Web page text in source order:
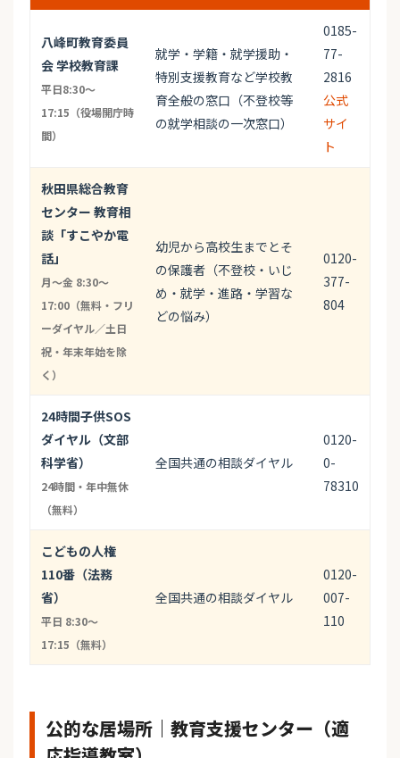
八峰町教育委員
会 学校教育課
平日8:30～
17:15（役場開庁時
間）
就学・学籍・就学援助・
特別支援教育など学校教
育全般の窓口（不登校等
の就学相談の一次窓口）
0185-
77-
2816
公式
サイ
ト
秋田県総合教育
センター 教育相
談「すこやか電
話」
月〜金 8:30〜
17:00（無料・フリ
ーダイヤル／土日
祝・年末年始を除
く）
幼児から高校生までとそ
の保護者（不登校・いじ
め・就学・進路・学習な
どの悩み）
0120-
377-
804
24時間子供SOS
ダイヤル（文部
科学省）
24時間・年中無休
（無料）
全国共通の相談ダイヤル
0120-
0-
78310
こどもの人権
110番（法務
省）
平日 8:30〜
17:15（無料）
全国共通の相談ダイヤル
0120-
007-
110
公的な居場所｜教育支援センター（適